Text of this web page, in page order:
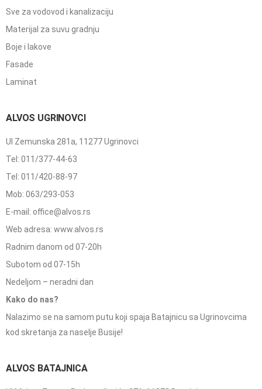
Sve za vodovod i kanalizaciju
Materijal za suvu gradnju
Boje i lakove
Fasade
Laminat
ALVOS UGRINOVCI
Ul Zemunska 281a, 11277 Ugrinovci
Tel: 011/377-44-63
Tel: 011/420-88-97
Mob: 063/293-053
E-mail: office@alvos.rs
Web adresa: www.alvos.rs
Radnim danom od 07-20h
Subotom od 07-15h
Nedeljom – neradni dan
Kako do nas?
Nalazimo se na samom putu koji spaja Batajnicu sa Ugrinovcima
kod skretanja za naselje Busije!
ALVOS BATAJNICA